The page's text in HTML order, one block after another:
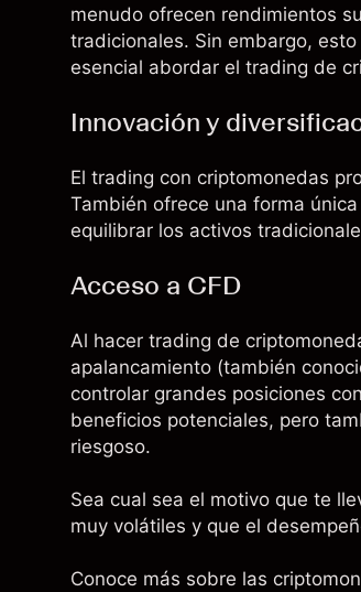
menudo ofrecen rendimientos
tradicionales. Sin embargo,
esencial abordar el trading de
Innovación y
El trading con criptomonedas
También ofrece una forma
equilibrar los activos
Acceso a CFD
Al hacer trading de
apalancamiento (también
controlar grandes posiciones
beneficios potenciales, pero
riesgoso.
Sea cual sea el motivo que te
muy volátiles y que el
Conoce más sobre las